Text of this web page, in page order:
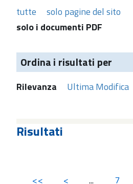
tutte
solo pagine del sito
solo i documenti PDF
Ordina i risultati per
Rilevanza Ultima Modifica
Risultati
<< < ... 7